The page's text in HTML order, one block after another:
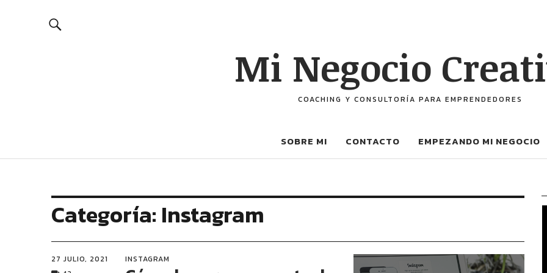
Mi Negocio
COACHING Y CONSULTORÍA PARA EMPRENDEDORES
SOBRE MI CONTACTO EMPEZANDO MI NEGOCIO
Categoría: Instagram
27 JULIO, 2021
INSTAGRAM